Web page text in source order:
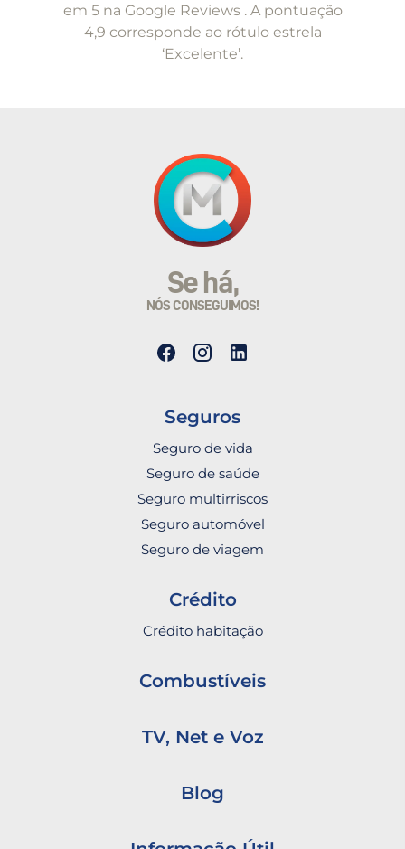
em 5 na Google Reviews . A pontuação
4,9 corresponde ao rótulo estrela
‘Excelente’.
Se há,
NÓS CONSEGUIMOS!
Seguros
Seguro de vida
Seguro de saúde
Seguro multirriscos
Seguro automóvel
Seguro de viagem
Crédito
Crédito habitação
Combustíveis
TV, Net e Voz
Blog